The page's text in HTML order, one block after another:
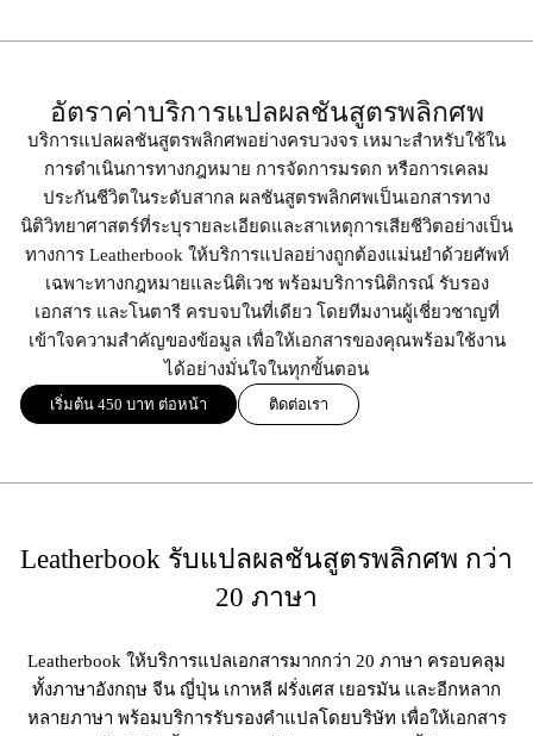
อัตราค่าบริการแปลผลชันสูตรพลิกศพ
บริการแปลผลชันสูตรพลิกศพอย่างครบวงจร เหมาะสำหรับใช้ใน
การดำเนินการทางกฎหมาย การจัดการมรดก หรือการเคลม
ประกันชีวิตในระดับสากล ผลชันสูตรพลิกศพเป็นเอกสารทาง
นิติวิทยาศาสตร์ที่ระบุรายละเอียดและสาเหตุการเสียชีวิตอย่างเป็น
ทางการ Leatherbook ให้บริการแปลอย่างถูกต้องแม่นยำด้วยศัพท์
เฉพาะทางกฎหมายและนิติเวช พร้อมบริการนิติกรณ์ รับรอง
เอกสาร และโนตารี ครบจบในที่เดียว โดยทีมงานผู้เชี่ยวชาญที่
เข้าใจความสำคัญของข้อมูล เพื่อให้เอกสารของคุณพร้อมใช้งาน
ได้อย่างมั่นใจในทุกขั้นตอน
เริ่มต้น 450 บาท ต่อหน้า ติดต่อเรา
Leatherbook รับแปลผลชันสูตรพลิกศพ กว่า
20 ภาษา
Leatherbook ให้บริการแปลเอกสารมากกว่า 20 ภาษา ครอบคลุม
ทั้งภาษาอังกฤษ จีน ญี่ปุ่น เกาหลี ฝรั่งเศส เยอรมัน และอีกหลาก
หลายภาษา พร้อมบริการรับรองคำแปลโดยบริษัท เพื่อให้เอกสาร